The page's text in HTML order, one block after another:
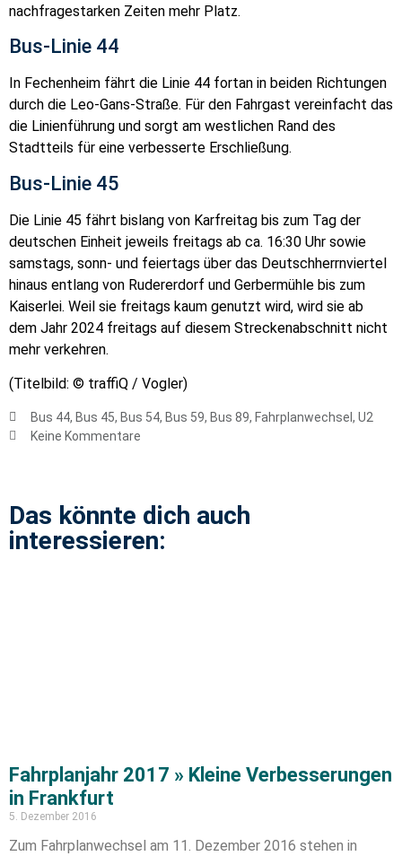
nachfragestarken Zeiten mehr Platz.
Bus-Linie 44
In Fechenheim fährt die Linie 44 fortan in beiden Richtungen
durch die Leo-Gans-Straße. Für den Fahrgast vereinfacht das
die Linienführung und sorgt am westlichen Rand des
Stadtteils für eine verbesserte Erschließung.
Bus-Linie 45
Die Linie 45 fährt bislang von Karfreitag bis zum Tag der
deutschen Einheit jeweils freitags ab ca. 16:30 Uhr sowie
samstags, sonn- und feiertags über das Deutschherrnviertel
hinaus entlang von Rudererdorf und Gerbermühle bis zum
Kaiserlei. Weil sie freitags kaum genutzt wird, wird sie ab
dem Jahr 2024 freitags auf diesem Streckenabschnitt nicht
mehr verkehren.
(Titelbild: © traffiQ / Vogler)
Bus 44, Bus 45, Bus 54, Bus 59, Bus 89, Fahrplanwechsel , U2
Keine Kommentare
Das könnte dich auch
interessieren:
Fahrplanjahr 2017 » Kleine Verbesserungen
in Frankfurt
5. Dezember 2016
Zum Fahrplanwechsel am 11. Dezember 2016 stehen in